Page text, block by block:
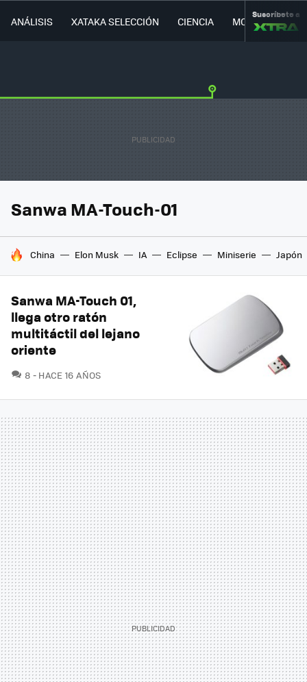
ANÁLISIS XATAKA SELECCIÓN CIENCIA MOVILIDAD
Suscríbete a
Sanwa MA-Touch-01
HOY SE HABLA DE
China Elon Musk IA Eclipse Miniserie Japón
Sanwa MA-Touch 01,
llega otro ratón
multitáctil del lejano
oriente
8 COMENTARIOS
HACE 16 AÑOS